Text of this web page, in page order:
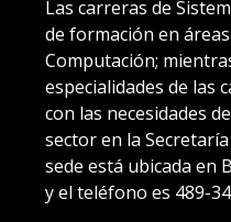
Las carreras de
de formación en
Computación;
especialidades de las
con las necesidades
sector en la
sede está ubicada en
y el teléfono es 489-